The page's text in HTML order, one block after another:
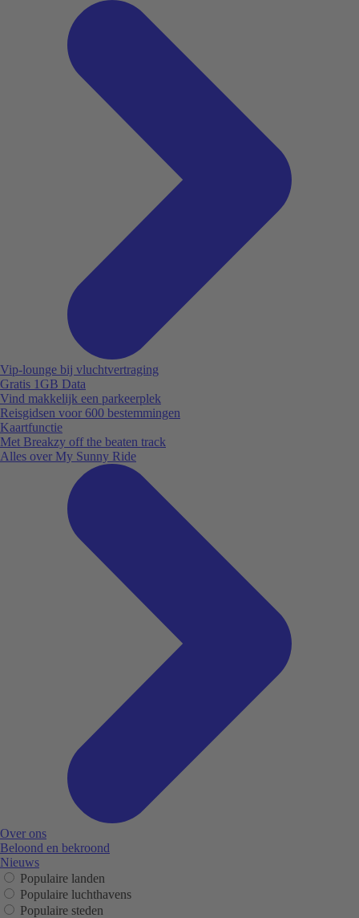
Vip-lounge bij vluchtvertraging
Gratis 1GB Data
Vind makkelijk een parkeerplek
Reisgidsen voor 600 bestemmingen
Kaartfunctie
Met Breakzy off the beaten track
Alles over My Sunny Ride
Over ons
Beloond en bekroond
Nieuws
Populaire landen
Populaire luchthavens
Populaire steden